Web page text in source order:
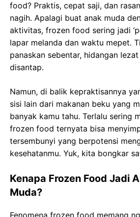
food? Praktis, cepat saji, dan
nagih. Apalagi buat anak muda
aktivitas, frozen food sering jadi
lapar melanda dan waktu mepet.
panaskan sebentar, hidangan
disantap.
Namun, di balik kepraktisannya
sisi lain dari makanan beku yang
banyak kamu tahu. Terlalu sering
frozen food ternyata bisa
tersembunyi yang berpotensi
kesehatanmu. Yuk, kita bongkar
Kenapa Frozen Food Jadi
Muda?
Fenomena frozen food memang